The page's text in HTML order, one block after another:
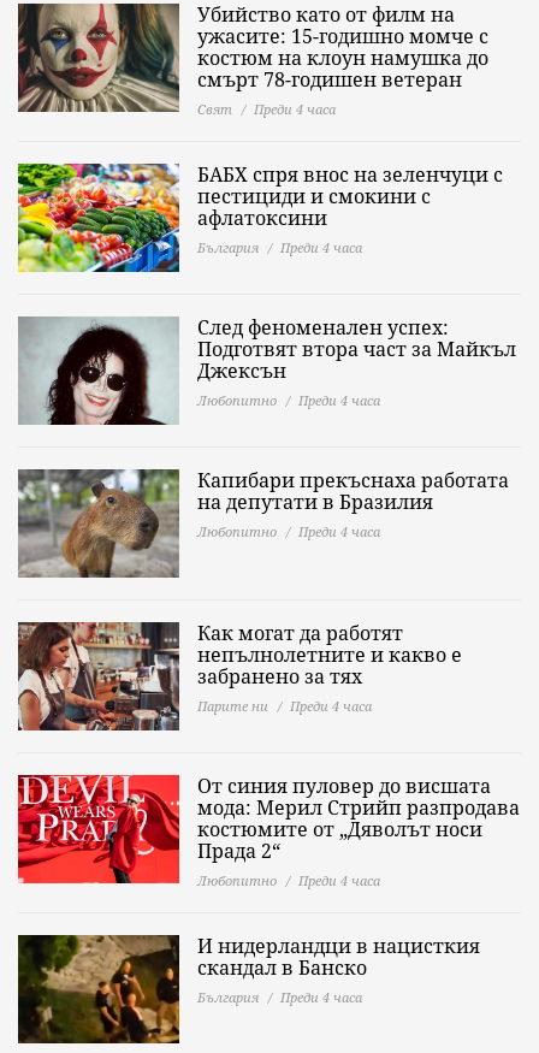
Убийство като от филм на
ужасите: 15-годишно момче с
костюм на клоун намушка до
смърт 78-годишен ветеран
Свят Преди 4 часа
БАБХ спря внос на зеленчуци с
пестициди и смокини с
афлатоксини
България Преди 4 часа
След феноменален успех:
Подготвят втора част за Майкъл
Джексън
Любопитно Преди 4 часа
Капибари прекъснаха работата
на депутати в Бразилия
Любопитно Преди 4 часа
Как могат да работят
непълнолетните и какво е
забранено за тях
Парите ни Преди 4 часа
От синия пуловер до висшата
мода: Мерил Стрийп разпродава
костюмите от „Дяволът носи
Прада 2“
Любопитно Преди 4 часа
И нидерландци в нацисткия
скандал в Банско
България Преди 4 часа